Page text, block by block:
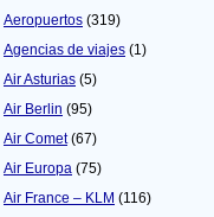
Aeropuertos (319)
Agencias de viajes (1)
Air Asturias (5)
Air Berlin (95)
Air Comet(67)
Air Europa (75)
Air France – KLM (116)